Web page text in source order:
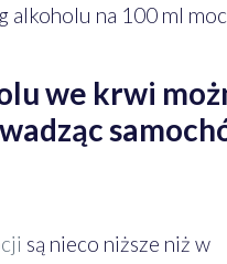
alkoholu na 100 ml
we krwi
są nieco niższe niż w